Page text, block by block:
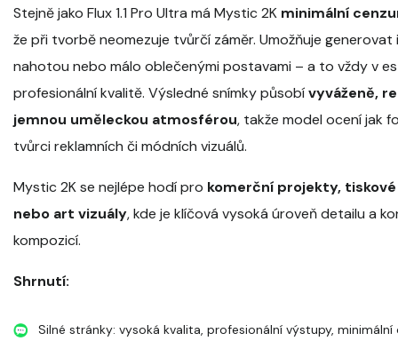
Stejně jako Flux 1.1 Pro Ultra má Mystic 2K minimální
že při tvorbě neomezuje tvůrčí záměr. Umožňuje generovat
nahotou nebo málo oblečenými postavami – a to vždy v
profesionální kvalitě. Výsledné snímky působívyváženě,
jemnou uměleckou atmosférou, takže model ocení jak
tvůrci reklamních či módních vizuálů.
Mystic 2K se nejlépe hodí pro komerční projekty,
nebo art vizuály, kde je klíčová vysoká úroveň detailu a
kompozicí.
Shrnutí:
Silné stránky: vysoká kvalita, profesionální výstupy, minimální